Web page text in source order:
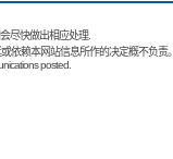
尽快做出相应处理.
依赖本网站信息所作的决定概不负责。
posted.